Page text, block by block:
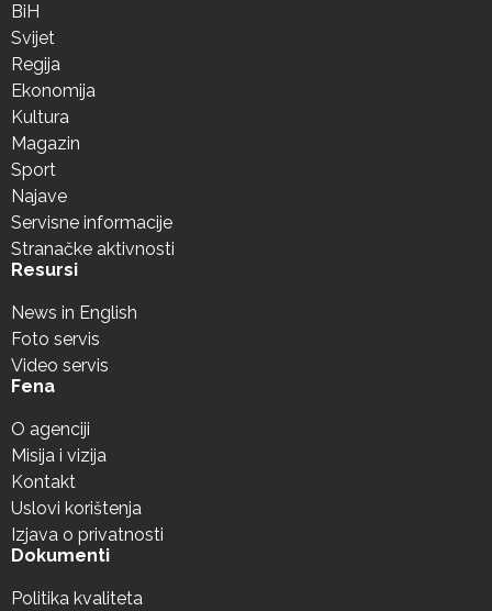
BiH
Svijet
Regija
Ekonomija
Kultura
Magazin
Sport
Najave
Servisne informacije
Stranačke aktivnosti
Resursi
News in English
Foto servis
Video servis
Fena
O agenciji
Misija i vizija
Kontakt
Uslovi korištenja
Izjava o privatnosti
Dokumenti
Politika kvaliteta